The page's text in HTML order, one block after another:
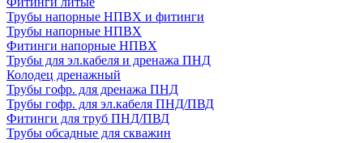
Трубы напорные НПВХ и фитинги
Трубы напорные НПВХ
Фитинги напорные НПВХ
Трубы для эл.кабеля и дренажа ПНД
Колодец дренажный
Трубы гофр. для дренажа ПНД
Трубы гофр. для эл.кабеля ПНД/ПВД
Фитинги для труб ПНД/ПВД
Трубы обсадные для скважин